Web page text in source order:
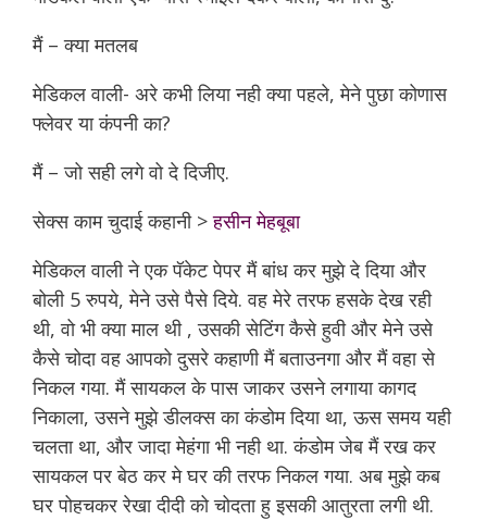
मैं – क्या मतलब
मेडिकल वाली- अरे कभी लिया नही क्या पहले, मेने पुछा कोणास
फ्लेवर या कंपनी का?
मैं – जो सही लगे वो दे दिजीए.
सेक्स काम चुदाई कहानी >हसीन मेहबूबा
मेडिकल वाली ने एक पॅकेट पेपर मैं बांध कर मुझे दे दिया और
बोली 5 रुपये, मेने उसे पैसे दिये. वह मेरे तरफ हसके देख रही
थी, वो भी क्या माल थी , उसकी सेटिंग कैसे हुवी और मेने उसे
कैसे चोदा वह आपको दुसरे कहाणी मैं बताउनगा और मैं वहा से
निकल गया. मैं सायकल के पास जाकर उसने लगाया कागद
निकाला, उसने मुझे डीलक्स का कंडोम दिया था, ऊस समय यही
चलता था, और जादा मेहंगा भी नही था. कंडोम जेब मैं रख कर
सायकल पर बेठ कर मे घर की तरफ निकल गया. अब मुझे कब
घर पोहचकर रेखा दीदी को चोदता हु इसकी आतुरता लगी थी.